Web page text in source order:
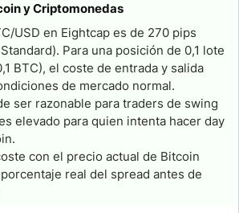
y Criptomonedas
USD en Eightcap es de 270 pips
Para una posición de 0,1 lote
BTC), el coste de entrada y salida
de mercado normal.
ser razonable para traders de swing
elevado para quien intenta hacer day
con el precio actual de Bitcoin
real del spread antes de